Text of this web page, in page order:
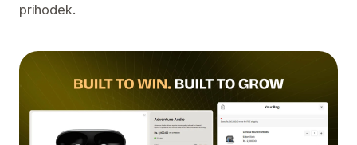
prihodek.